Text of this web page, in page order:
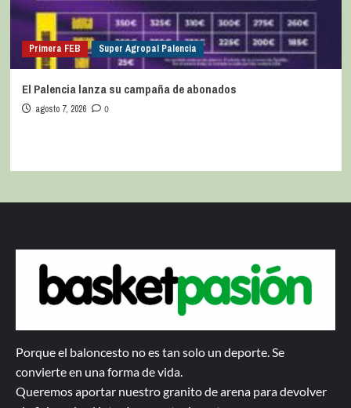
Primera FEB Super Agropal Palencia
El Palencia lanza su campaña de abonados
agosto 7, 2026 0
Porque el baloncesto no es tan solo un deporte. Se
convierte en una forma de vida.
Queremos aportar nuestro granito de arena para devolver